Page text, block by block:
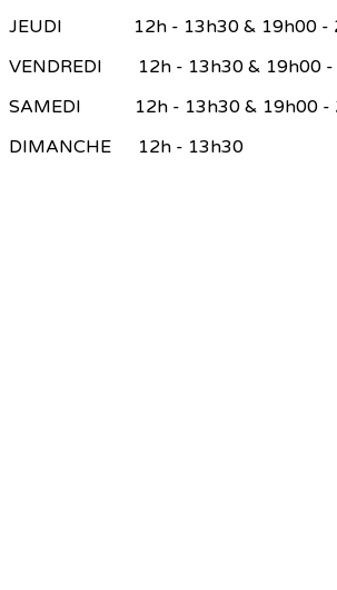
JEUDI 12h - 13h30 & 19h00 -
VENDREDI 12h - 13h30 & 19h00 -
SAMEDI 12h - 13h30 & 19h00 -
DIMANCHE 12h - 13h30